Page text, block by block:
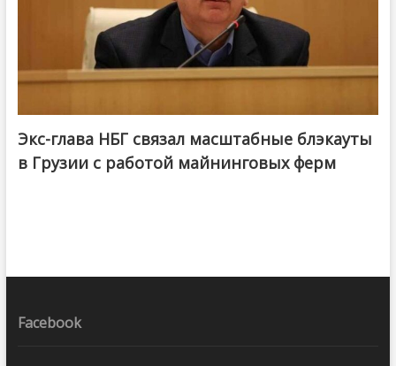
Экс-глава НБГ связал масштабные блэкауты
в Грузии с работой майнинговых ферм
Facebook